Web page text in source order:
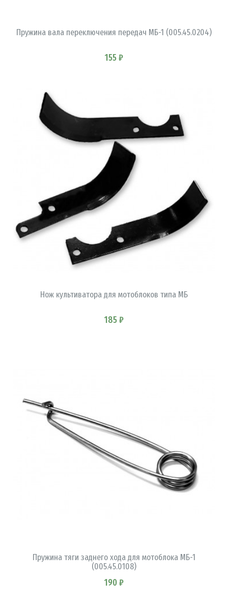
Пружина вала переключения передач МБ-1 (005.45.0204)
155 ₽
Нож культиватора для мотоблоков типа МБ
185 ₽
Пружина тяги заднего хода для мотоблока МБ-1
(005.45.0108)
190 ₽